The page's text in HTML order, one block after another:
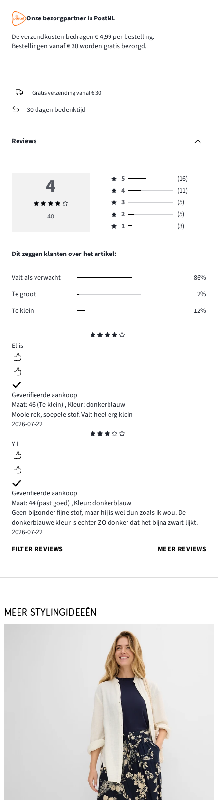
Onze bezorgpartner is PostNL
De verzendkosten bedragen € 4,99 per bestelling.
Bestellingen vanaf € 30 worden gratis bezorgd.
Gratis verzending vanaf € 30
30 dagen bedenktijd
Reviews
4
Ellis
Geverifieerde aankoop
Maat: 46 (Te klein) , Kleur: donkerblauw
Mooie rok, soepele stof. Valt heel erg klein
2026-07-22
3
Y L
Geverifieerde aankoop
Maat: 44 (past goed) , Kleur: donkerblauw
Geen bijzonder fijne stof, maar hij is wel dun zoals ik wou. De
donkerblauwe kleur is echter ZO donker dat het bijna zwart lijkt.
2026-07-22
FILTER REVIEWS
MEER REVIEWS
4
Gemiddelde
beoordeling
40
Beoordeling
5,
aantal
reviews
16.
5
(16)
Beoordeling
4,
aantal
reviews
4
(11)
Beoordeling
3,
aantal
3
(5)
Beoordeling
2,
5.
2
(5)
Beoordeling
1,
aantal
reviews
1 (3)
Dit zeggen klanten over het artikel:
Valt als verwacht
86%
Te groot
2%
Te klein
12%
MEER STYLINGIDEEËN